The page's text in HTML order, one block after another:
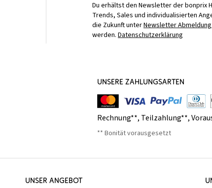
Du erhältst den Newsletter der bonprix
Trends, Sales und individualisierten
die Zukunft unterNewsletter
werden. Datenschutzerklärung
UNSERE ZAHLUNGSARTEN
Rechnung**, Teilzahlung**,
** Bonität vorausgesetzt
UNSER ANGEBOT